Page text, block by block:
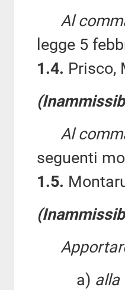
Al
legge 5
1.4. Prisco,
Al
seguenti
1.5.
a) alla